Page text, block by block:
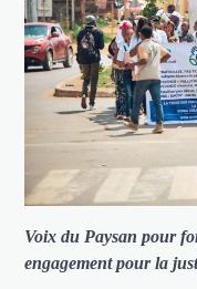
Voix du Paysan pour
engagement pour la